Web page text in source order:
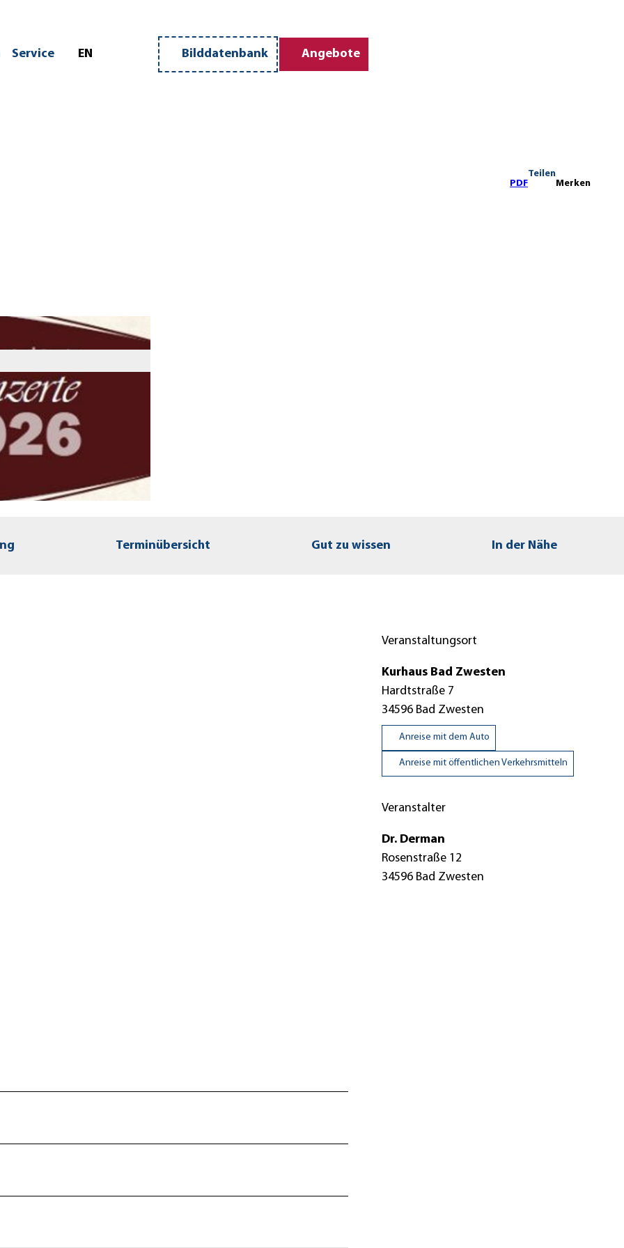
Service EN
Merkzettel
Suche
Bilddatenbank Angebote
PDF
Teilen
Merken
Terminübersicht Gut zu wissen In der Nähe
Veranstaltungsort
Kurhaus Bad Zwesten
Hardtstraße 7
34596 Bad Zwesten
Anreise mit dem Auto
Anreise mit öffentlichen Verkehrsmitteln
Veranstalter
Dr. Derman
Rosenstraße 12
34596 Bad Zwesten